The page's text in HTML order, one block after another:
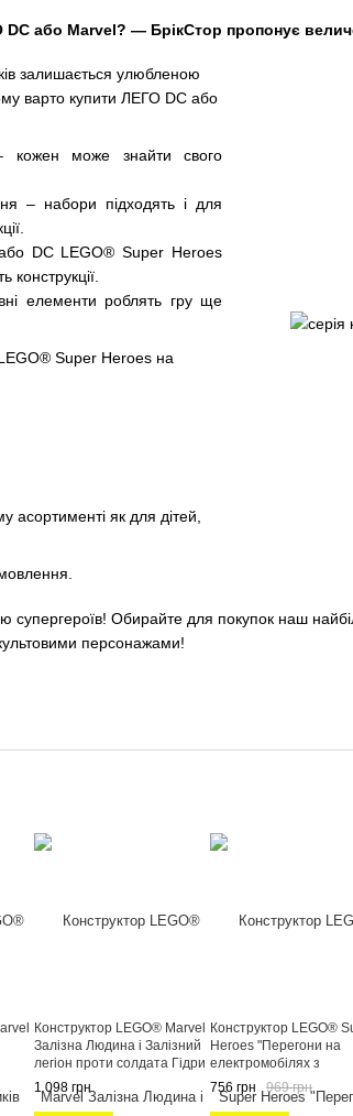
або Marvel? — БрікСтор пропонує
залишається улюбленою
варто купити ЛЕГО DC або
кожен може знайти свого
– набори підходять і для
DC LEGO® Super Heroes
конструкції.
елементи роблять гру ще
Super Heroes на
як для дітей,
супергероїв! Обирайте для покупок наш
культовими персонажами!
Конструктор LEGO® Marvel
Залізна Людина і Залізний
легіон проти солдата Гідри
76288
1 098 грн
Конструктор LEGO®
Heroes "Перегони на
електромобілях з
динозаврами", 11198
756 грн 969 грн